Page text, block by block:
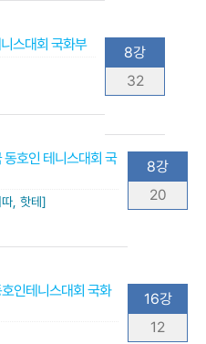
스대회 국화부
8강
32
호인 테니스대회 국
, 핫테]
8강
20
인테니스대회 국화
16강
12